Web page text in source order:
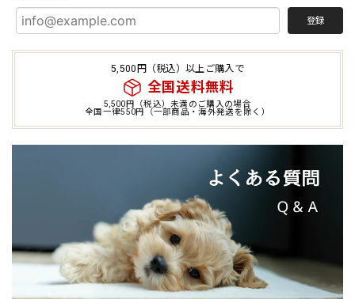
登録
5,500円（税込）以上ご購入で
全国送料無料
5,500円（税込）未満のご購入の場合
全国一律550円（一部商品・海外発送を除く）